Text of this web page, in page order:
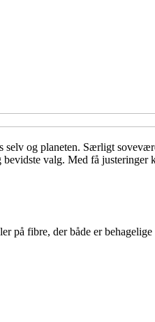
og planeten. Særligt
valg. Med få justeringer
fibre, der både er